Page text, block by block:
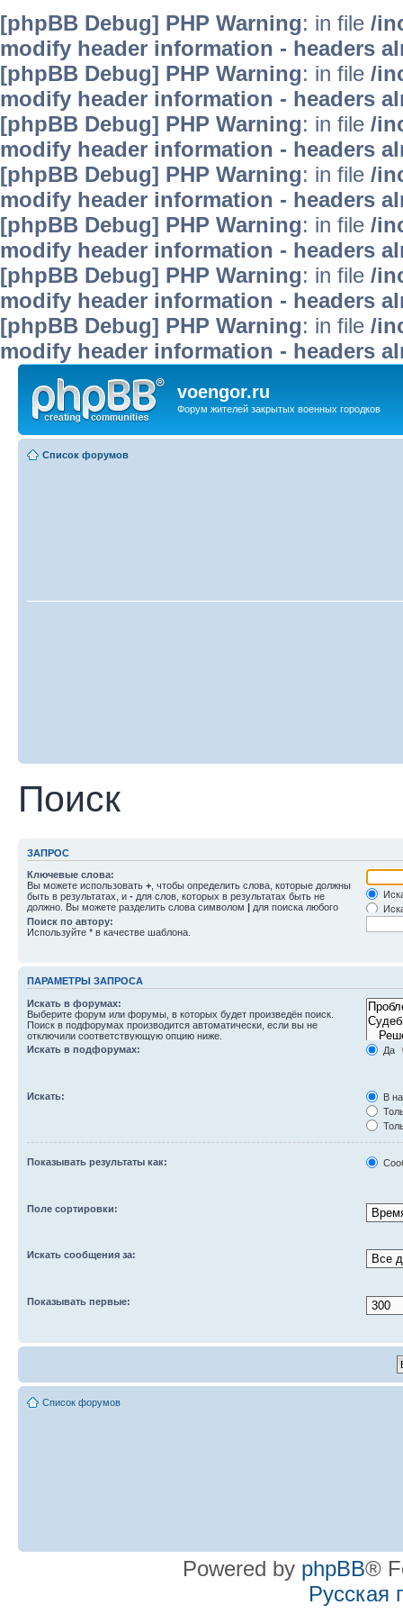
[phpBB Debug] PHP Warning: in file /
modify header information - headers
[phpBB Debug] PHP Warning: in file /
modify header information - headers
[phpBB Debug] PHP Warning: in file /
modify header information - headers
[phpBB Debug] PHP Warning: in file /
modify header information - headers
[phpBB Debug] PHP Warning: in file /
modify header information - headers
[phpBB Debug] PHP Warning: in file /
modify header information - headers
[phpBB Debug] PHP Warning: in file /
modify header information - headers
voengor.ru
Форум жителей закрытых военных городков
Список форумов
Поиск
ЗАПРОС
Ключевые слова:
Вы можете использовать + , чтобы определить слова, которые должны
быть в результатах, и - для слов, которых в результатах быть не
должно. Вы можете разделить слова символом | для поиска любого
слова из списка. Используйте
совпадения.
Поиск по автору:
Используйте * в качестве шаблона.
ПАРАМЕТРЫ ЗАПРОСА
Искать в форумах:
Выберите форум или форумы, в которых будет произведён поиск.
Поиск в подфорумах производится автоматически, если вы не
отключили соответствующую опцию ниже.
Искать в подфорумах:
Да
Искать:
В
Показывать результаты как:
Поле сортировки:
Искать сообщения за:
Показывать первые:
Список форумов
Powered by phpBB®
Русская